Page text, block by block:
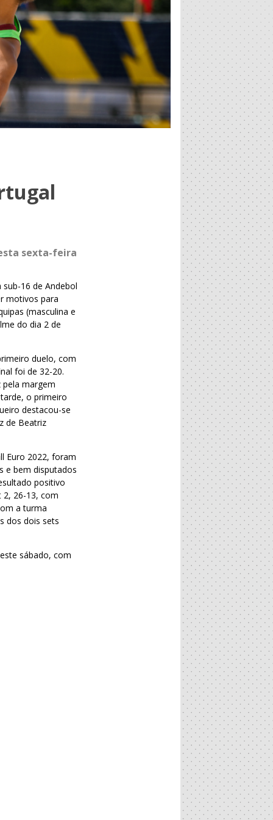
sexta-feira
16 de Andebol
motivos para
(masculina e
do dia 2 de
duelo, com
foi de 32-20.
pela margem
o primeiro
destacou-se
de Beatriz
Euro 2022, foram
e bem disputados
positivo
2, 26-13, com
a turma
dos dois sets
sábado, com